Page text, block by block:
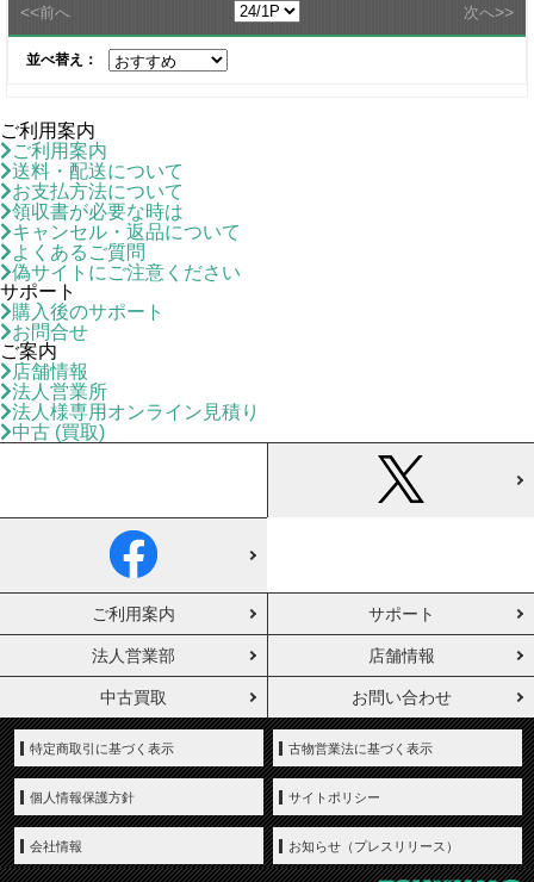
<<前へ 次へ>>
並べ替え：
ご利用案内
ご利用案内
送料・配送について
お支払方法について
領収書が必要な時は
キャンセル・返品について
よくあるご質問
偽サイトにご注意ください
サポート
購入後のサポート
お問合せ
ご案内
店舗情報
法人営業所
法人様専用オンライン見積り
中古 (買取)
ご利用案内 サポート
法人営業部 店舗情報
中古買取 お問い合わせ
特定商取引に基づく表示 古物営業法に基づく表示
個人情報保護方針 サイトポリシー
会社情報 お知らせ（プレスリリース）